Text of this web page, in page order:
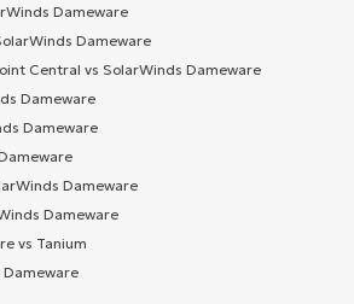
Dameware
Dameware
Central vs SolarWinds Dameware
Dameware
Dameware
Dameware
Dameware
vs Tanium
Dameware